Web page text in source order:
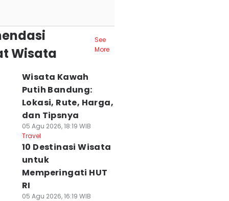
Wisata
See
More
Wisata Kawah
Putih Bandung:
Lokasi, Rute, Harga,
dan Tipsnya
05 Agu 2026, 18:19 WIB
Travel
10 Destinasi Wisata
untuk
Memperingati HUT
RI
05 Agu 2026, 16:19 WIB